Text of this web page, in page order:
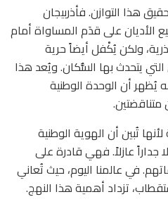
هذا التوازن. فأذربيجان
الأديان على قدَم المساواة أمام
ولكن يُكْفل أيضاً حرية
يتحدث بها السُّكان. ويُعد هذا
يُظهر أن الوحدة الوطنية
متناقضتين.
تُبين أن الهوية الوطنية
عازلاً. فهي قادرة على
في عالمنا اليوم، حيث تُعاني
تزداد أهمية هذا النهج.